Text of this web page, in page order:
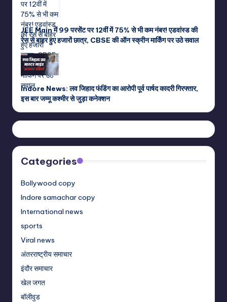
JEE Main में 99 परसेंट पर 12वीं में 75% से भी कम नंबर! एडवांस्ड की
रेस से बाहर हुए हजारों छात्र, CBSE की ऑन स्क्रीन मार्किंग पर उठे सवाल
Indore News: लव जिहाद फंडिंग का आरोपी पूर्व पार्षद कादरी गिरफ्तार,
इस बार जम्मू कश्मीर से जुड़ा कनेक्शन
Categories
Bollywood copy
Indore samachar copy
International news
sports
Viral news
अंतरराष्ट्रीय समाचार
इंदौर समाचार
खेल जगत
बॉलीवुड